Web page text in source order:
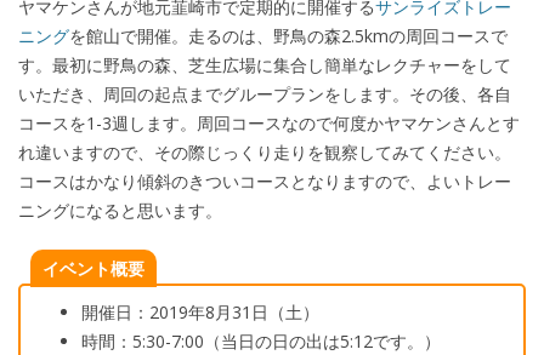
ヤマケンさんが地元韮崎市で定期的に開催するサンライズトレー
ニングを館山で開催。走るのは、野鳥の森2.5kmの周回コースで
す。最初に野鳥の森、芝生広場に集合し簡単なレクチャーをして
いただき、周回の起点までグループランをします。その後、各自
コースを1-3週します。周回コースなので何度かヤマケンさんとす
れ違いますので、その際じっくり走りを観察してみてください。
コースはかなり傾斜のきついコースとなりますので、よいトレー
ニングになると思います。
イベント概要
開催日： 2019年8月 31 日（土）
時間： 5:30-7:00 （当日の日の出は5:12です。）